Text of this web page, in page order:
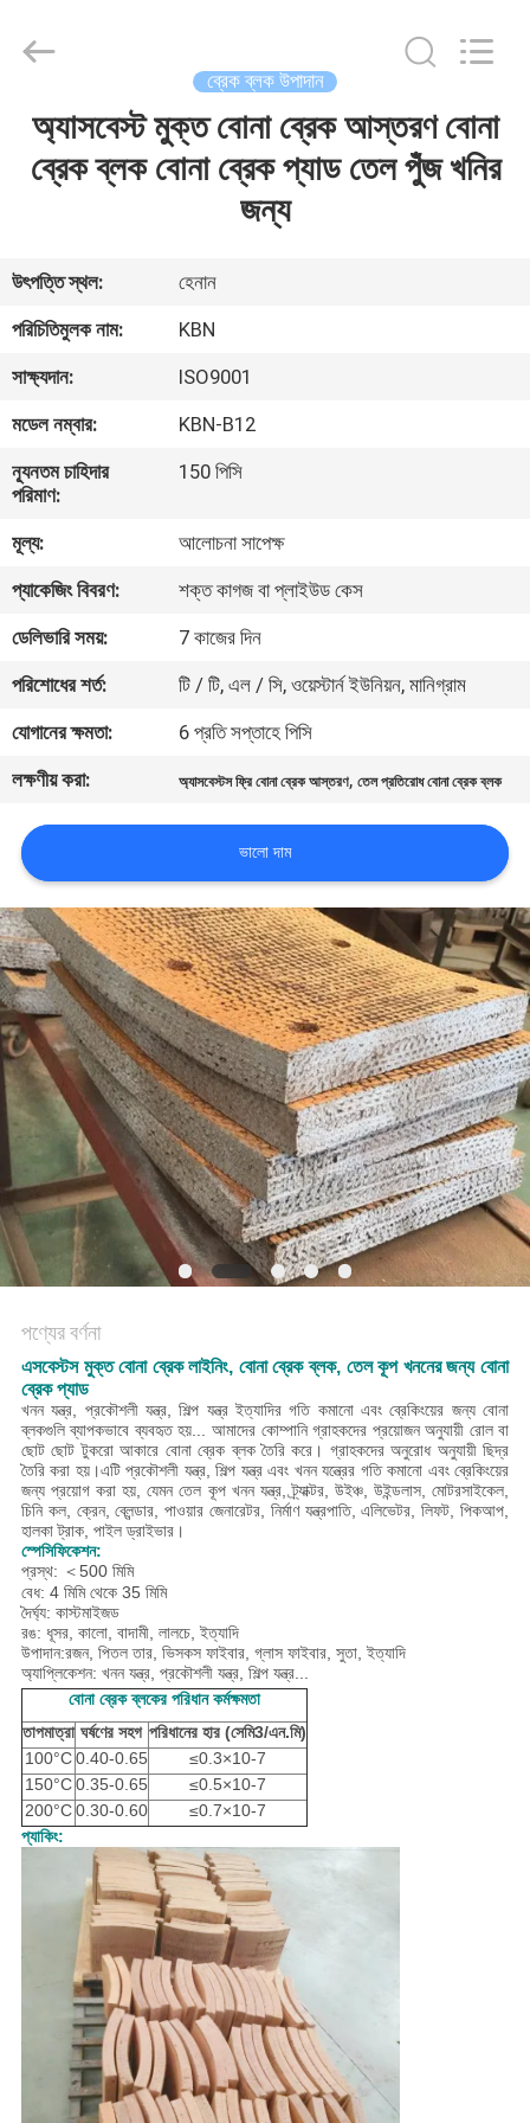
বাড়ি
আমাদের
সম্পর্কে
কারখানা
ভ্রমণ
নিয়ন্ত্রণ
যোগাযোগ
করুন
উদ্ধৃতির
জন্য
আবেদন
সাইট
ম্যাপ
PRIVACY
POLICY
ব্রেক ব্লক উপাদান
অ্যাসবেস্ট মুক্ত বোনা ব্রেক আস্তরণ বোনা
ব্রেক ব্লক বোনা ব্রেক প্যাড তেল পুঁজ খনির
জন্য
উৎপত্তি স্থল:
হেনান
পরিচিতিমুলক নাম:
KBN
সাক্ষ্যদান:
ISO9001
মডেল নম্বার:
KBN-B12
ন্যূনতম চাহিদার
পরিমাণ:
150 পিসি
মূল্য:
আলোচনা সাপেক্ষ
প্যাকেজিং বিবরণ:
শক্ত কাগজ বা প্লাইউড কেস
ডেলিভারি সময়:
7 কাজের দিন
পরিশোধের শর্ত:
টি / টি, এল / সি, ওয়েস্টার্ন ইউনিয়ন, মানিগ্রাম
যোগানের ক্ষমতা:
6 প্রতি সপ্তাহে পিসি
লক্ষণীয় করা:
অ্যাসবেস্টস ফ্রি বোনা ব্রেক আস্তরণ,তেল প্রতিরোধ বোনা ব্রেক ব্লক
ভালো দাম
পণ্যের বর্ণনা
এসবেস্টস মুক্ত বোনা ব্রেক লাইনিং, বোনা ব্রেক ব্লক, তেল কূপ খননের জন্য বোনা
ব্রেক প্যাড
খনন যন্ত্র, প্রকৌশলী যন্ত্র, শিল্প যন্ত্র ইত্যাদির গতি কমানো এবং ব্রেকিংয়ের জন্য বোনা
ব্লকগুলি ব্যাপকভাবে ব্যবহৃত হয়... আমাদের কোম্পানি গ্রাহকদের প্রয়োজন অনুযায়ী রোল বা
ছোট ছোট টুকরো আকারে বোনা ব্রেক ব্লক তৈরি করে। গ্রাহকদের অনুরোধ অনুযায়ী ছিদ্র
তৈরি করা হয়।এটি প্রকৌশলী যন্ত্র, শিল্প যন্ত্র এবং খনন যন্ত্রের গতি কমানো এবং ব্রেকিংয়ের
জন্য প্রয়োগ করা হয়, যেমন তেল কূপ খনন যন্ত্র, ট্র্যাক্টর, উইঞ্চ, উইন্ডলাস, মোটরসাইকেল,
চিনি কল, ক্রেন, ব্লেন্ডার, পাওয়ার জেনারেটর, নির্মাণ যন্ত্রপাতি, এলিভেটর, লিফট, পিকআপ,
হালকা ট্রাক, পাইল ড্রাইভার।
স্পেসিফিকেশন:
প্রস্থ: ＜500 মিমি
বেধ: 4 মিমি থেকে 35 মিমি
দৈর্ঘ্য: কাস্টমাইজড
রঙ: ধূসর, কালো, বাদামী, লালচে, ইত্যাদি
উপাদান:রজন, পিতল তার, ভিসকস ফাইবার, গ্লাস ফাইবার, সুতা, ইত্যাদি
অ্যাপ্লিকেশন: খনন যন্ত্র, প্রকৌশলী যন্ত্র, শিল্প যন্ত্র...
বোনা ব্রেক ব্লকের পরিধান কর্মক্ষমতা
তাপমাত্রা ঘর্ষণের সহগ পরিধানের হার (সেমি3/এন.মি)
100°C0.40-0.65
≤0.3×10-7
150°C0.35-0.65
≤0.5×10-7
200°C0.30-0.60
≤0.7×10-7
প্যাকিং: